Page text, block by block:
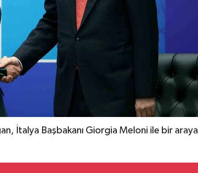
İtalya Başbakanı Giorgia Meloni ile bir araya